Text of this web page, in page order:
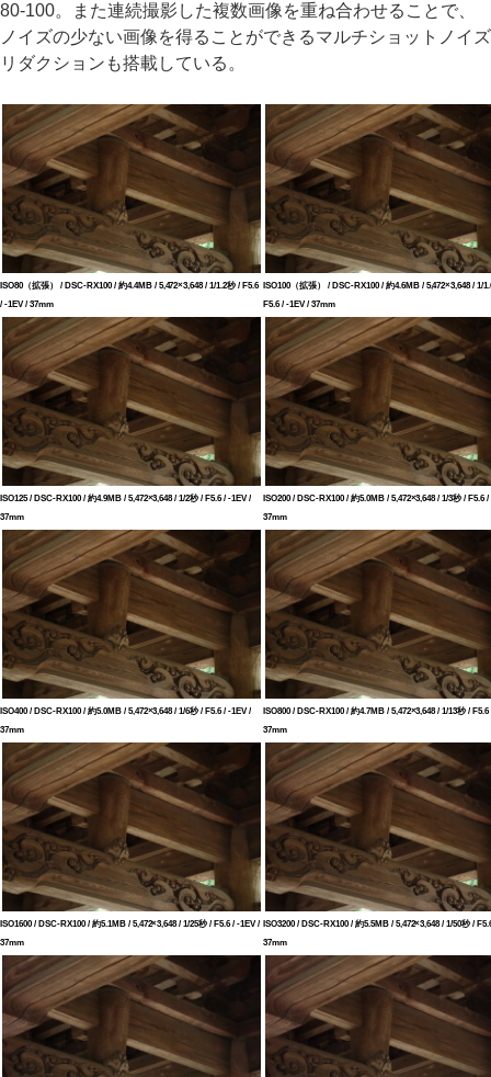
80-100。また連続撮影した複数画像を重ね合わせることで、
ノイズの少ない画像を得ることができるマルチショットノイズ
リダクションも搭載している。
ISO80（拡張） / DSC-RX100 / 約4.4MB / 5,472×3,648 / 1/1.2秒 / F5.6
/ -1EV / 37mm
ISO100（拡張） / DSC-RX100 / 約4.6MB / 5,472×3,648 / 1/
F5.6 / -1EV / 37mm
ISO125 / DSC-RX100 / 約4.9MB / 5,472×3,648 / 1/2秒 / F5.6 / -1EV /
37mm
ISO200 / DSC-RX100 / 約5.0MB / 5,472×3,648 / 1/3秒 / F5.6 /
37mm
ISO400 / DSC-RX100 / 約5.0MB / 5,472×3,648 / 1/6秒 / F5.6 / -1EV /
37mm
ISO800 / DSC-RX100 / 約4.7MB / 5,472×3,648 / 1/13秒 / F5.6
37mm
ISO1600 / DSC-RX100 / 約5.1MB / 5,472×3,648 / 1/25秒 / F5.6 / -1EV /
37mm
ISO3200 / DSC-RX100 / 約5.5MB / 5,472×3,648 / 1/50秒 /
37mm